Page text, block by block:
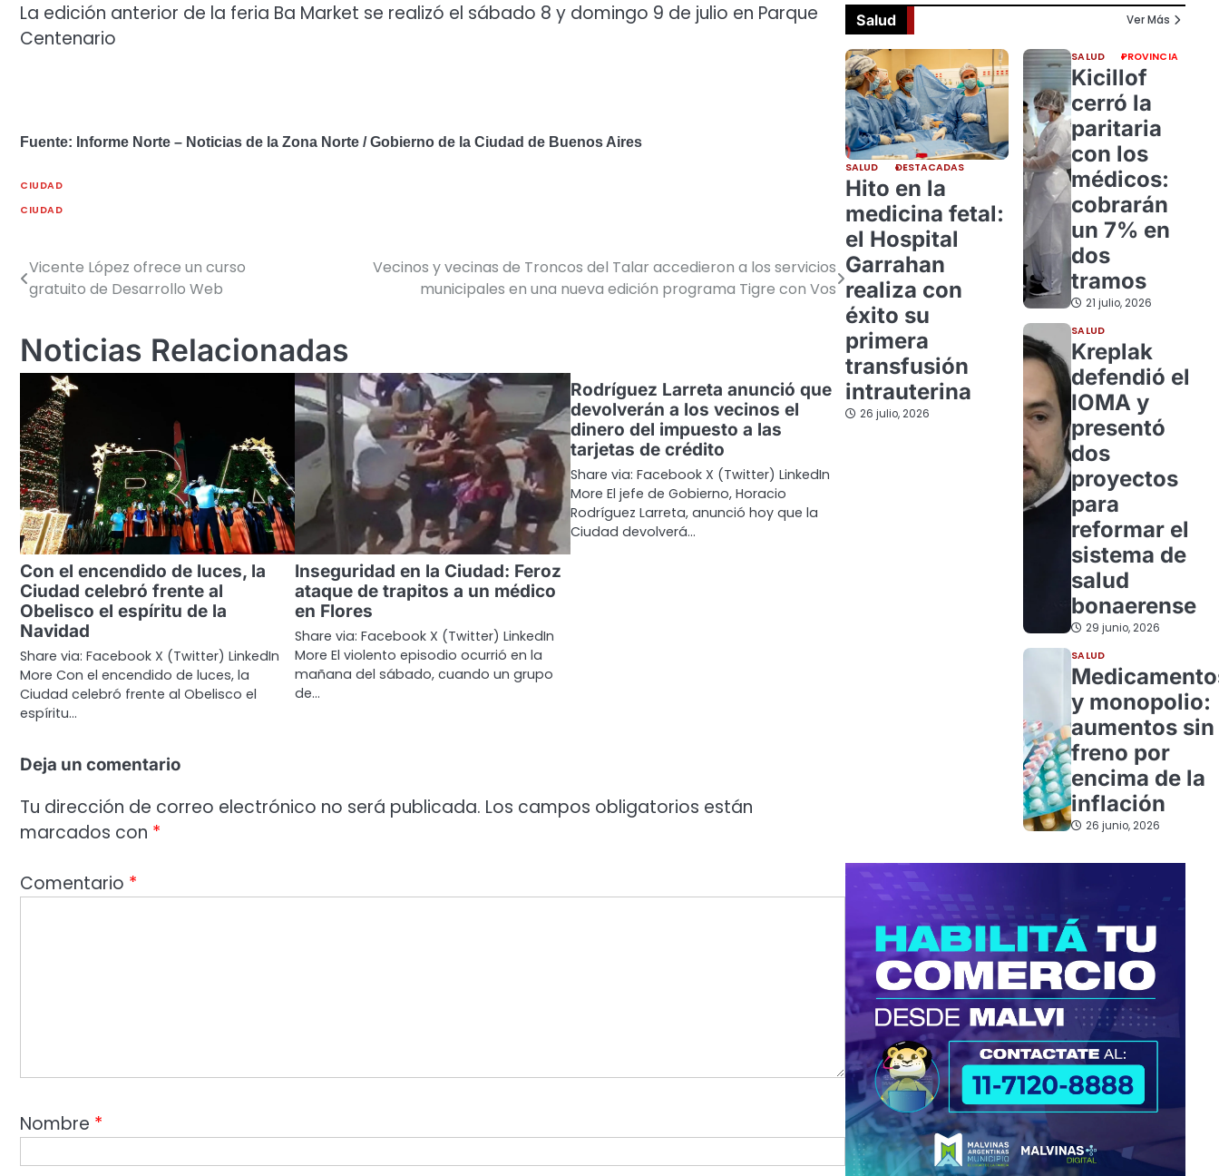
La edición anterior de la feria Ba Market se realizó el sábado 8 y domingo 9 de julio en Parque
Centenario
Fuente: Informe Norte – Noticias de la Zona Norte / Gobierno de la Ciudad de Buenos Aires
CIUDAD
CIUDAD
Navegación
de
entradas
Vicente López ofrece un curso
gratuito de Desarrollo Web
Vecinos y vecinas de Troncos del Talar accedieron a los servicios
municipales en una nueva edición programa Tigre con Vos
Noticias Relacionadas
Con el encendido de luces, la
Ciudad celebró frente al
Obelisco el espíritu de la
Navidad
Share via: Facebook X (Twitter) LinkedIn
More Con el encendido de luces, la
Ciudad celebró frente al Obelisco el
espíritu…
Inseguridad en la Ciudad: Feroz
ataque de trapitos a un médico
en Flores
Share via: Facebook X (Twitter) LinkedIn
More El violento episodio ocurrió en la
mañana del sábado, cuando un grupo
de…
Rodríguez Larreta anunció que
devolverán a los vecinos el
dinero del impuesto a las
tarjetas de crédito
Share via: Facebook X (Twitter) LinkedIn
More El jefe de Gobierno, Horacio
Rodríguez Larreta, anunció hoy que la
Ciudad devolverá…
Deja un comentario
Tu dirección de correo electrónico no será publicada. Los campos obligatorios están
marcados con *
Comentario *
Nombre *
Salud Ver Más
SALUD DESTACADAS
Hito en la
medicina fetal:
el Hospital
Garrahan
realiza con
éxito su
primera
transfusión
intrauterina
26 julio, 2026
SALUD PROVINCIA
Kicillof
cerró la
paritaria
con los
médicos:
cobrarán
un 7% en
dos
tramos
21 julio, 2026
SALUD
Kreplak
defendió el
IOMA y
presentó
dos
proyectos
para
reformar el
sistema de
salud
bonaerense
29 junio, 2026
SALUD
y monopolio:
aumentos sin
freno por
encima de la
inflación
26 junio, 2026